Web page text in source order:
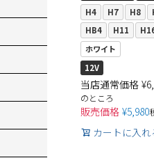
H4
H7 H8
HB4
H11
ホワイト
12V
当店通常価格 ¥
のところ
販売価格 ¥5,980
カートに入れ